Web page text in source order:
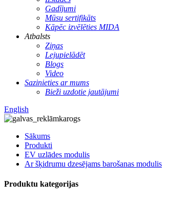
Gadījumi
Mūsu sertifikāts
Kāpēc izvēlēties MIDA
Atbalsts
Ziņas
Lejupielādēt
Blogs
Video
Sazinieties ar mums
Bieži uzdotie jautājumi
English
Sākums
Produkti
EV uzlādes modulis
Ar šķidrumu dzesējams barošanas modulis
Produktu kategorijas